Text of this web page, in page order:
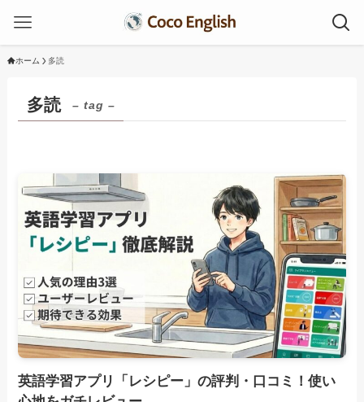
ホーム 多読
多読 – tag –
英語学習アプリ「レシピー」の評判・口コミ！使い